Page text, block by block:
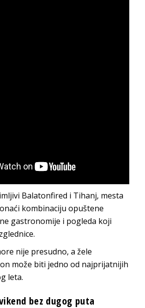
Balatonfired i Tihanj, mesta
kombinaciju opuštene
gastronomije i pogleda koji
nije presudno, a žele
može biti jedno od najprijatnijih
leta.
bez dugog puta